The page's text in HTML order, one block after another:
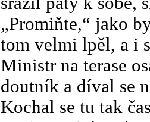
„Promiňte,“ jako
tom velmi lpěl, a i
Ministr na terase
doutník a díval se
Kochal se tu tak